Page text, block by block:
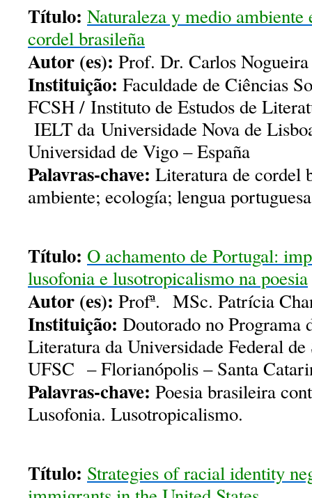
Título: Naturaleza y medio ambiente
cordel brasileña
Autor (es): Prof. Dr. Carlos Nogueira
Instituição: Faculdade de Ciências
FCSH / Instituto de Estudos de
IELT da Universidade Nova de
Universidad de Vigo – España
Palavras-chave: Literatura de cordel
ambiente; ecología; lengua
Título: O achamento de Portugal:
lusofonia e lusotropicalismo na poesia
Autor (es): Profª. MSc. Patrícia
Instituição: Doutorado no Programa
Literatura da Universidade Federal
UFSC – Florianópolis – Santa
Palavras-chave: Poesia brasileira
Lusofonia. Lusotropicalismo.
Título: Strategies of racial identity